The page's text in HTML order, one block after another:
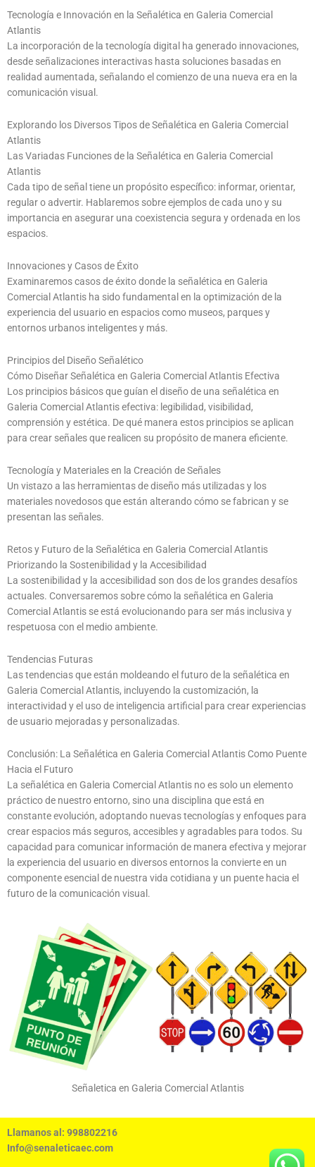
Tecnología e Innovación en la Señalética en Galeria Comercial
Atlantis
La incorporación de la tecnología digital ha generado innovaciones,
desde señalizaciones interactivas hasta soluciones basadas en
realidad aumentada, señalando el comienzo de una nueva era en la
comunicación visual.
Explorando los Diversos Tipos de Señalética en Galeria Comercial
Atlantis
Las Variadas Funciones de la Señalética en Galeria Comercial
Atlantis
Cada tipo de señal tiene un propósito específico: informar, orientar,
regular o advertir. Hablaremos sobre ejemplos de cada uno y su
importancia en asegurar una coexistencia segura y ordenada en los
espacios.
Innovaciones y Casos de Éxito
Examinaremos casos de éxito donde la señalética en Galeria
Comercial Atlantis ha sido fundamental en la optimización de la
experiencia del usuario en espacios como museos, parques y
entornos urbanos inteligentes y más.
Principios del Diseño Señalético
Cómo Diseñar Señalética en Galeria Comercial Atlantis Efectiva
Los principios básicos que guían el diseño de una señalética en
Galeria Comercial Atlantis efectiva: legibilidad, visibilidad,
comprensión y estética. De qué manera estos principios se aplican
para crear señales que realicen su propósito de manera eficiente.
Tecnología y Materiales en la Creación de Señales
Un vistazo a las herramientas de diseño más utilizadas y los
materiales novedosos que están alterando cómo se fabrican y se
presentan las señales.
Retos y Futuro de la Señalética en Galeria Comercial Atlantis
Priorizando la Sostenibilidad y la Accesibilidad
La sostenibilidad y la accesibilidad son dos de los grandes desafíos
actuales. Conversaremos sobre cómo la señalética en Galeria
Comercial Atlantis se está evolucionando para ser más inclusiva y
respetuosa con el medio ambiente.
Tendencias Futuras
Las tendencias que están moldeando el futuro de la señalética en
Galeria Comercial Atlantis, incluyendo la customización, la
interactividad y el uso de inteligencia artificial para crear experiencias
de usuario mejoradas y personalizadas.
Conclusión: La Señalética en Galeria Comercial Atlantis Como Puente
Hacia el Futuro
La señalética en Galeria Comercial Atlantis no es solo un elemento
práctico de nuestro entorno, sino una disciplina que está en
constante evolución, adoptando nuevas tecnologías y enfoques para
crear espacios más seguros, accesibles y agradables para todos. Su
capacidad para comunicar información de manera efectiva y mejorar
la experiencia del usuario en diversos entornos la convierte en un
componente esencial de nuestra vida cotidiana y un puente hacia el
futuro de la comunicación visual.
Señaletica en Galeria Comercial Atlantis
Llamanos al: 998802216
Info@senaleticaec.com